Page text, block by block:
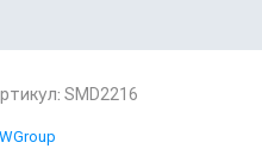
SMD2216